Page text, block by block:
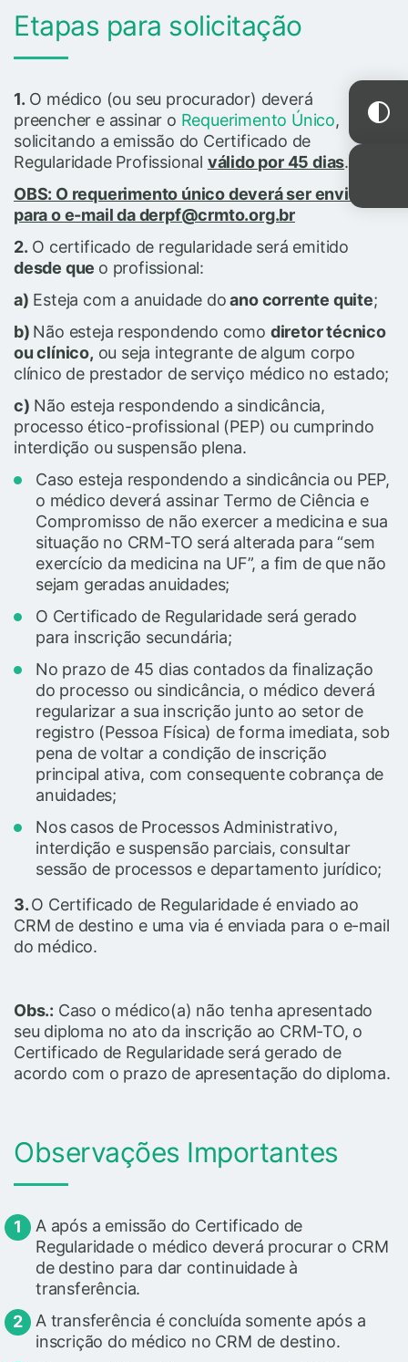
Etapas para solicitação
1. O médico (ou seu procurador) deverá
preencher e assinar o Requerimento Único,
solicitando a emissão do Certificado de
Regularidade Profissional válido por 45 dias.
OBS: O requerimento único deverá ser enviado
para o e-mail da derpf@crmto.org.br
2. O certificado de regularidade será emitido
desde que o profissional:
a) Esteja com a anuidade doano corrente quite;
b) Não esteja respondendo como diretor técnico
ou clínico, ou seja integrante de algum corpo
clínico de prestador de serviço médico no estado;
c) Não esteja respondendo a sindicância,
processo ético-profissional (PEP) ou cumprindo
interdição ou suspensão plena.
Caso esteja respondendo a sindicância ou PEP,
o médico deverá assinar Termo de Ciência e
Compromisso de não exercer a medicina e sua
situação no CRM-TO será alterada para “sem
exercício da medicina na UF”, a fim de que não
sejam geradas anuidades;
O Certificado de Regularidade será gerado
para inscrição secundária;
No prazo de 45 dias contados da finalização
do processo ou sindicância, o médico deverá
regularizar a sua inscrição junto ao setor de
registro (Pessoa Física) de forma imediata, sob
pena de voltar a condição de inscrição
principal ativa, com consequente cobrança de
anuidades;
Nos casos de Processos Administrativo,
interdição e suspensão parciais, consultar
sessão de processos e departamento jurídico;
3.O Certificado de Regularidade é enviado ao
CRM de destino e uma via é enviada para o e-mail
do médico.
Obs.: Caso o médico(a) não tenha apresentado
seu diploma no ato da inscrição ao CRM-TO, o
Certificado de Regularidade será gerado de
acordo com o prazo de apresentação do diploma.
Observações Importantes
A após a emissão do Certificado de
Regularidade o médico deverá procurar o CRM
de destino para dar continuidade à
transferência.
A transferência é concluída somente após a
inscrição do médico no CRM de destino.